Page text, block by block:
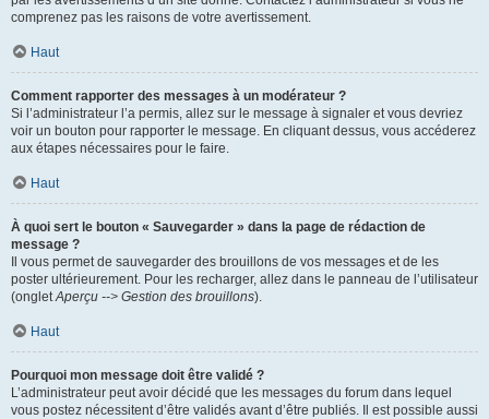
comprenez pas les raisons de votre avertissement.
Haut
Comment rapporter des messages à un modérateur ?
Si l’administrateur l’a permis, allez sur le message à signaler et vous devriez
voir un bouton pour rapporter le message. En cliquant dessus, vous accéderez
aux étapes nécessaires pour le faire.
Haut
À quoi sert le bouton « Sauvegarder » dans la page de rédaction de
message ?
Il vous permet de sauvegarder des brouillons de vos messages et de les
poster ultérieurement. Pour les recharger, allez dans le panneau de l’utilisateur
(ongletAperçu --> Gestion des brouillons).
Haut
Pourquoi mon message doit être validé ?
L’administrateur peut avoir décidé que les messages du forum dans lequel
vous postez nécessitent d’être validés avant d’être publiés. Il est possible aussi